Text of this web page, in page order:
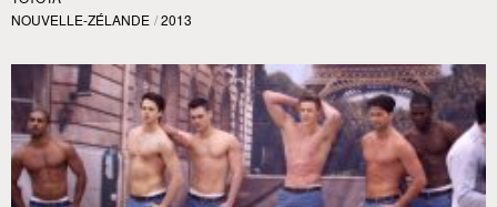
NOUVELLE-ZÉLANDE / 2013